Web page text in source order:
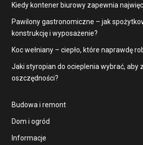
Kiedy kontener biurowy zapewnia
Pawilony gastronomiczne – jak
konstrukcję i wyposażenie?
Koc wełniany – ciepło, które naprawdę
Jaki styropian do ocieplenia wybrać, aby
oszczędności?
Budowa i remont
Dom i ogród
Informacje